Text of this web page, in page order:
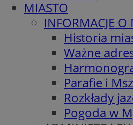
MIASTO
INFORMACJE O
Historia
Ważne
Parafie i
Rozkłady
Pogoda w